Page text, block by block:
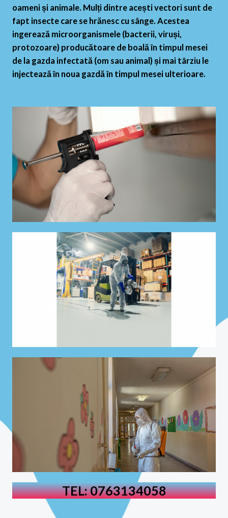
oameni și animale. Mulți dintre acești vectori sunt de
fapt insecte care se hrănesc cu sânge. Acestea
ingerează microorganismele (bacterii, viruși,
protozoare) producătoare de boală în timpul mesei
de la gazda infectată (om sau animal) și mai târziu le
injectează în noua gazdă în timpul mesei ulterioare.
TEL: 0763134058